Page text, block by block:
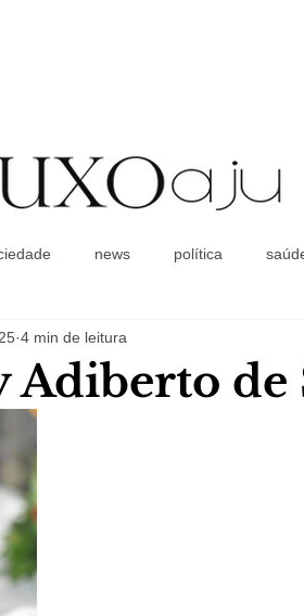
Coluna Social
news política
Adiberto de
4 min de leitura